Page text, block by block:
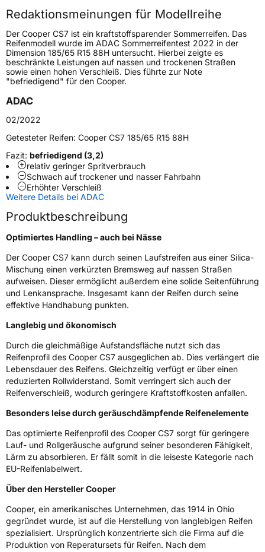
Höchstgeschwindigkeit
190 km/h
Lastindex84
Höchstlast500 kg
Gewicht (in kg)7,48 kg
FahrzeugtypPKW
VerwendungSommerreifen
ModellnameCS7
Fahrzeugart PKW & SUV
Weitere Eigenschaften
Zustand Neureifen
EU Label
NasshaftungB
Rollgeräusch (Klasse)B
Rollgeräusch (dB)68
FahrzeugklasseC1
3PMSF / Schneeflockensymbol / Alpine-Symbol
EisgripNein
EPREL ID671912
Allgemeine Produktsicherheit (GPSR)
Redaktionsmeinungen für Modellreihe
Der Cooper CS7 ist ein kraftstoffsparender Sommerreifen. Das
Reifenmodell wurde im ADAC Sommerreifentest 2022 in der
Dimension 185/65 R15 88H untersucht. Hierbei zeigte es
beschränkte Leistungen auf nassen und trockenen Straßen
sowie einen hohen Verschleiß. Dies führte zur Note
"befriedigend" für den Cooper.
ADAC
02/2022
Getesteter Reifen: Cooper CS7 185/65 R15 88H
Fazit: befriedigend (3,2)
relativ geringer Spritverbrauch
Schwach auf trockener und nasser Fahrbahn
Erhöhter Verschleiß
Weitere Details bei ADAC
Produktbeschreibung
Optimiertes Handling – auch bei Nässe
Der Cooper CS7 kann durch seinen Laufstreifen aus einer Silica-
Mischung einen verkürzten Bremsweg auf nassen Straßen
aufweisen. Dieser ermöglicht außerdem eine solide Seitenführung
und Lenkansprache. Insgesamt kann der Reifen durch seine
effektive Handhabung punkten.
Langlebig und ökonomisch
Durch die gleichmäßige Aufstandsfläche nutzt sich das
Reifenprofil des Cooper CS7 ausgeglichen ab. Dies verlängert die
Lebensdauer des Reifens. Gleichzeitig verfügt er über einen
reduzierten Rollwiderstand. Somit verringert sich auch der
Reifenverschleiß, wodurch geringere Kraftstoffkosten anfallen.
Besonders leise durch geräuschdämpfende Reifenelemente
Das optimierte Reifenprofil des Cooper CS7 sorgt für geringere
Lauf- und Rollgeräusche aufgrund seiner besonderen Fähigkeit,
Lärm zu absorbieren. Er fällt somit in die leiseste Kategorie nach
EU-Reifenlabelwert.
Über den Hersteller Cooper
Cooper, ein amerikanisches Unternehmen, das 1914 in Ohio
gegründet wurde, ist auf die Herstellung von langlebigen Reifen
spezialisiert. Ursprünglich konzentrierte sich die Firma auf die
Produktion von Reperatursets für Reifen. Nach dem